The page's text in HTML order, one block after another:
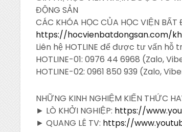
ĐỘNG SẢN
CÁC KHÓA HỌC CỦA HỌC VIỆN BẤT
https://hocvienbatdongsan.com/
Liên hệ HOTLINE để được tư vấn hỗ
HOTLINE-01: 0976 44 6968 (Zalo,
HOTLINE-02: 0961 850 939 (Zalo,
NHỮNG KINH NGHIỆM KIẾN THỨC
► LÒ KHỞI NGHIỆP: https://
► QUANG LÊ TV: https://